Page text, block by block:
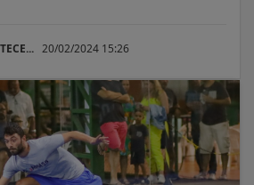
20/02/2024 15:26